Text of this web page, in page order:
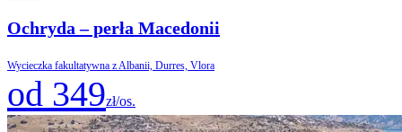
Ochryda – perła Macedonii
Wycieczka fakultatywna z Albanii, Durres, Vlora
od 349zł/os.